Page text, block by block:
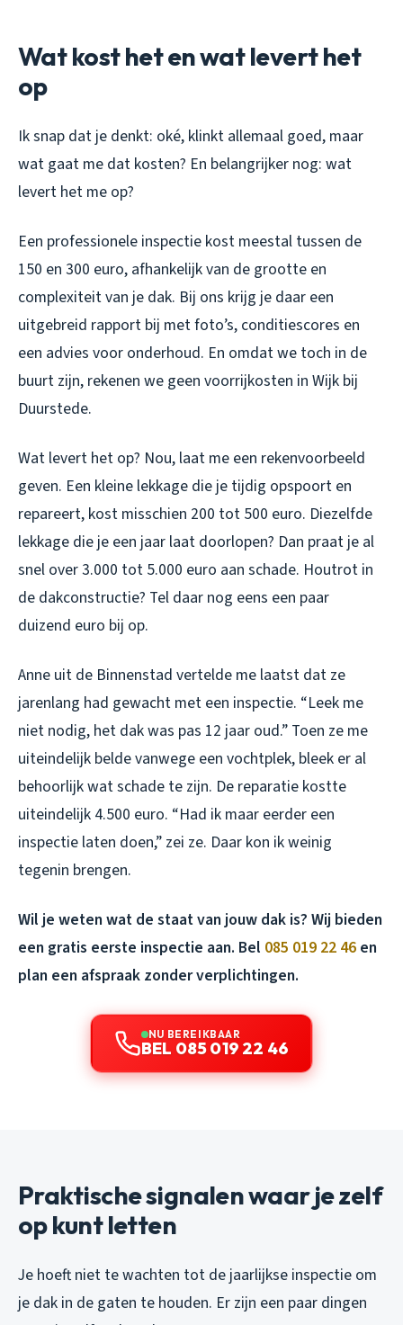
Wat kost het en wat levert het
op
Ik snap dat je denkt: oké, klinkt allemaal goed, maar
wat gaat me dat kosten? En belangrijker nog: wat
levert het me op?
Een professionele inspectie kost meestal tussen de
150 en 300 euro, afhankelijk van de grootte en
complexiteit van je dak. Bij ons krijg je daar een
uitgebreid rapport bij met foto’s, conditiescores en
een advies voor onderhoud. En omdat we toch in de
buurt zijn, rekenen we geen voorrijkosten in Wijk bij
Duurstede.
Wat levert het op? Nou, laat me een rekenvoorbeeld
geven. Een kleine lekkage die je tijdig opspoort en
repareert, kost misschien 200 tot 500 euro. Diezelfde
lekkage die je een jaar laat doorlopen? Dan praat je al
snel over 3.000 tot 5.000 euro aan schade. Houtrot in
de dakconstructie? Tel daar nog eens een paar
duizend euro bij op.
Anne uit de Binnenstad vertelde me laatst dat ze
jarenlang had gewacht met een inspectie. “Leek me
niet nodig, het dak was pas 12 jaar oud.” Toen ze me
uiteindelijk belde vanwege een vochtplek, bleek er al
behoorlijk wat schade te zijn. De reparatie kostte
uiteindelijk 4.500 euro. “Had ik maar eerder een
inspectie laten doen,” zei ze. Daar kon ik weinig
tegenin brengen.
Wil je weten wat de staat van jouw dak is? Wij bieden
een gratis eerste inspectie aan. Bel 085 019 22 46 en
plan een afspraak zonder verplichtingen.
NU BEREIKBAAR
BEL 085 019 22 46
Praktische signalen waar je zelf
op kunt letten
Je hoeft niet te wachten tot de jaarlijkse inspectie om
je dak in de gaten te houden. Er zijn een paar dingen